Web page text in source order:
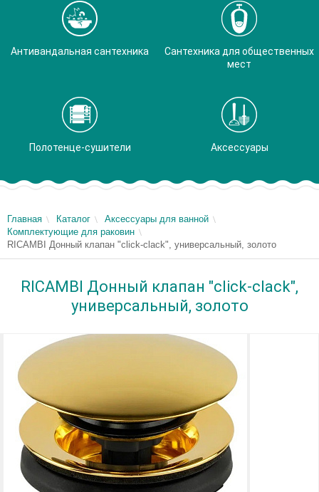
Антивандальная сантехника
Сантехника для общественных
мест
Полотенце-сушители Аксессуары
Главная Каталог
Аксессуары для ванной
Комплектующие для раковин
RICAMBI Донный клапан "click-clack", универсальный, золото
RICAMBI Донный клапан "click-clack",
универсальный, золото